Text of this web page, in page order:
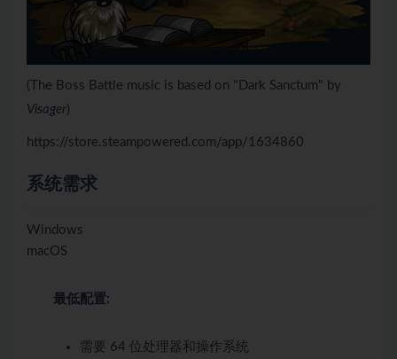
(The Boss Battle music is based on "Dark Sanctum" by
Visager)
https://store.steampowered.com/app/1634860
系统需求
Windows
macOS
最低配置:
需要 64 位处理器和操作系统